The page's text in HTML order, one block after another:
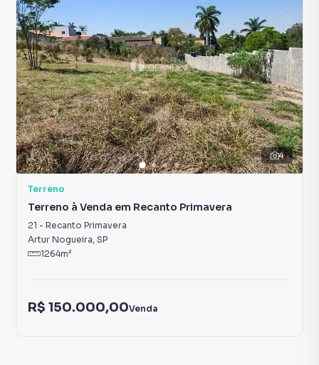
4
Terreno
Terreno à Venda em Recanto Primavera
21 - Recanto Primavera
Artur Nogueira, SP
1264m²
R$ 150.000,00Venda